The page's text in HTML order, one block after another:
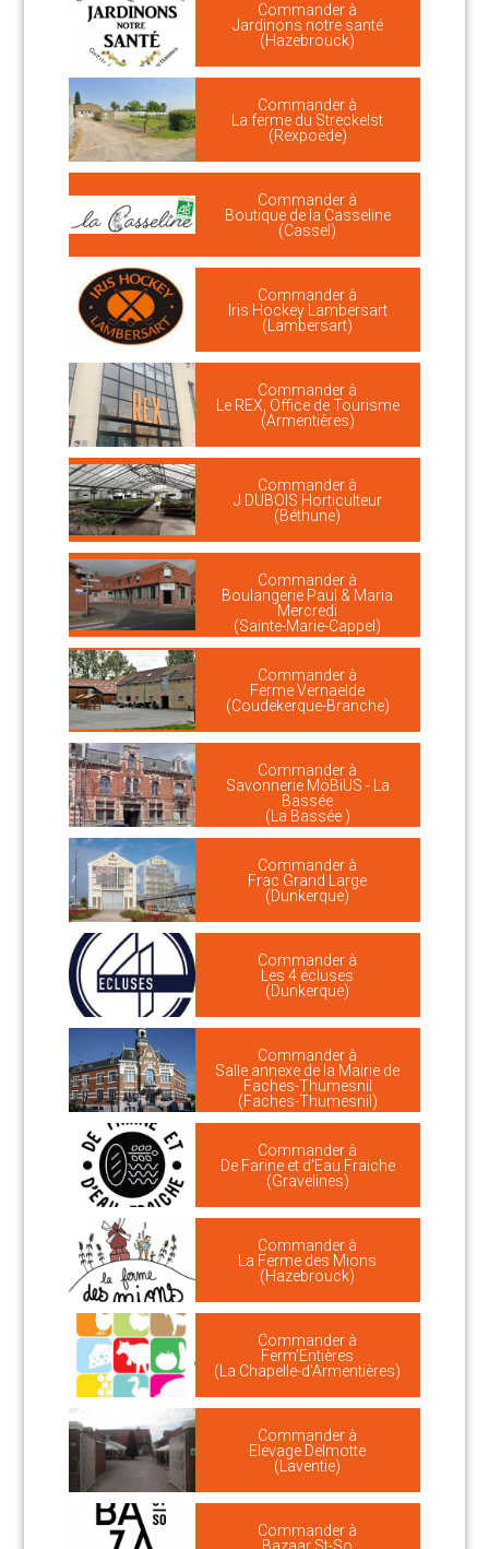
Commander à
Jardinons notre santé
(Hazebrouck)
Commander à
La ferme du Streckelst
(Rexpoëde)
Commander à
Boutique de la Casseline
(Cassel)
Commander à
Iris Hockey Lambersart
(Lambersart)
Commander à
Le REX, Office de Tourisme
(Armentières)
Commander à
J DUBOIS Horticulteur
(Béthune)
Commander à
Boulangerie Paul & Maria
Mercredi
(Sainte-Marie-Cappel)
Commander à
Ferme Vernaelde
(Coudekerque-Branche)
Commander à
Savonnerie MöBiUS - La
Bassée
(La Bassée )
Commander à
Frac Grand Large
(Dunkerque)
Commander à
Les 4 écluses
(Dunkerque)
Commander à
Salle annexe de la Mairie de
Faches-Thumesnil
(Faches-Thumesnil)
Commander à
De Farine et d'Eau Fraiche
(Gravelines)
Commander à
La Ferme des Mions
(Hazebrouck)
Commander à
Ferm'Entières
(La Chapelle-d'Armentières)
Commander à
Elevage Delmotte
(Laventie)
Commander à